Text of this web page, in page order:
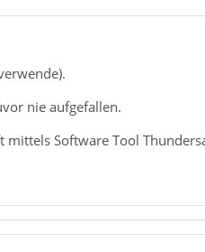
nie aufgefallen.
mittels Software Tool